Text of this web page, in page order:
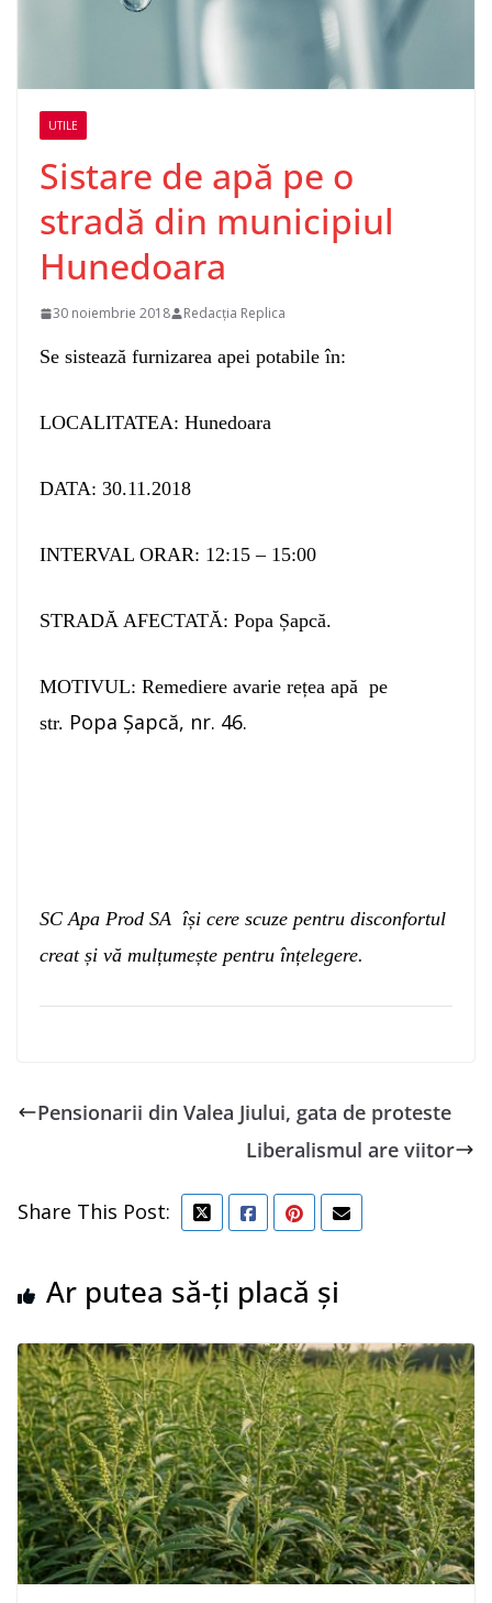
UTILE
Sistare de apă pe o
stradă din municipiul
Hunedoara
30 noiembrie 2018 Redacția Replica
Se sistează furnizarea apei potabile în:
LOCALITATEA: Hunedoara
DATA: 30.11.2018
INTERVAL ORAR: 12:15 – 15:00
STRADĂ AFECTATĂ: Popa Șapcă.
MOTIVUL: Remediere avarie rețea apă pe
str. Popa Șapcă, nr. 46.
SC Apa Prod SA își cere scuze pentru disconfortul
creat și vă mulțumește pentru înțelegere.
Pensionarii din Valea Jiului, gata de proteste
Liberalismul are viitor
Share This Post:
Ar putea să-ți placă și